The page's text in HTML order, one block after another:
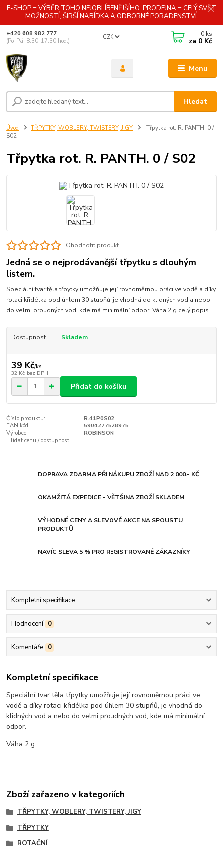
E-SHOP = VÝBĚR TOHO NEJOBLÍBENĚJŠÍHO. PRODEJNA = CELÝ SVĚT
MOŽNOSTÍ, ŠIRŠÍ NABÍDKA A ODBORNÉ PORADENSTVÍ.
Menu
CZK
Hledat
+420 608 982 777
(Po-Pá, 8:30-17:30 hod.)
0 ks
za 0 Kč
Úvod TŘPYTKY, WOBLERY, TWISTERY, JIGY
Třpytka rot. R. PANTH. 0 /
S02
Třpytka rot. R. PANTH. 0 / S02
Ohodnotit produkt
Jedná se o nejprodávanější třpytku s dlouhým
listem.
Speciální tvar těla třpytky umožňuje její rovnoměrnou práci ve vodě a díky
rotaci křidélka pod úhlem 30 stupňů, je vhodná do klidných vod a nebo
do velmi proudných vod, kde má minimální odpor. Váha 2 g celý popis
Dostupnost Skladem
39 Kč/ks
32 Kč bez DPH
Přidat do košíku
Číslo produktu:
R.41P0S02
EAN kód:
5904277528975
Výrobce:
ROBINSON
Hlídat cenu / dostupnost
DOPRAVA ZDARMA PŘI NÁKUPU ZBOŽÍ NAD 2 000.- KČ
OKAMŽITÁ EXPEDICE - VĚTŠINA ZBOŽÍ SKLADEM
VÝHODNÉ CENY A SLEVOVÉ AKCE NA SPOUSTU
PRODUKTŮ
NAVÍC SLEVA 5 % PRO REGISTROVANÉ ZÁKAZNÍKY
Kompletní specifikace
Hodnocení 0
Komentáře 0
Kompletní specifikace
Speciální tvar těla třpytky umožňuje její rovnoměrnou práci ve
vodě a díky rotaci křidélka pod úhlem 30 stupňů, je vhodná do
klidných vod a nebo do velmi proudných vod, kde má minimální
odpor.
Váha 2 g
Zboží zařazeno v kategoriích
TŘPYTKY, WOBLERY, TWISTERY, JIGY
TŘPYTKY
ROTAČNÍ